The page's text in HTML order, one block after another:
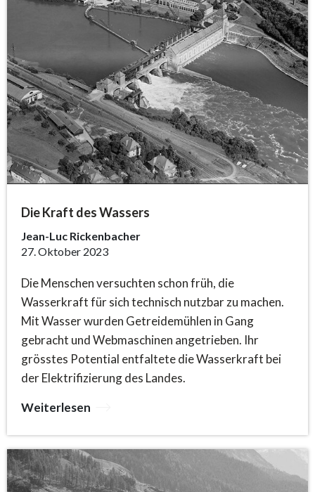
Die Kraft des Wassers
Jean-Luc Rickenbacher
27. Oktober 2023
Die Menschen versuchten schon früh, die
Wasserkraft für sich technisch nutzbar zu machen.
Mit Wasser wurden Getreidemühlen in Gang
gebracht und Webmaschinen angetrieben. Ihr
grösstes Potential entfaltete die Wasserkraft bei
der Elektrifizierung des Landes.
Weiterlesen